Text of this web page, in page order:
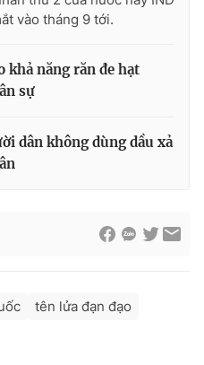
897 897
nếu không có sự chấp
VTV.vn khi phát hành lại
vào tháng 9 tới.
khả năng răn đe hạt
sự
dân không dùng dầu xả
tên lửa đạn đạo